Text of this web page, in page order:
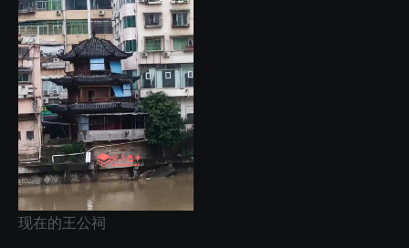
现在的王公祠